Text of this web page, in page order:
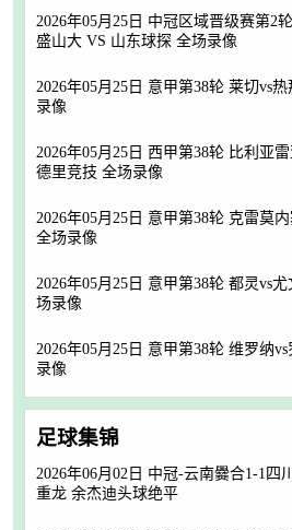
2026年05月25日 中冠区域晋级赛第2
盛山大 VS 山东球探 全场录像
2026年05月25日 意甲第38轮 莱切vs
录像
2026年05月25日 西甲第38轮 比利亚
德里竞技 全场录像
2026年05月25日 意甲第38轮 克雷莫
全场录像
2026年05月25日 意甲第38轮 都灵vs
场录像
2026年05月25日 意甲第38轮 维罗纳
录像
足球集锦
2026年06月02日 中冠-云南爨合1-1四
重龙 余杰迪头球绝平